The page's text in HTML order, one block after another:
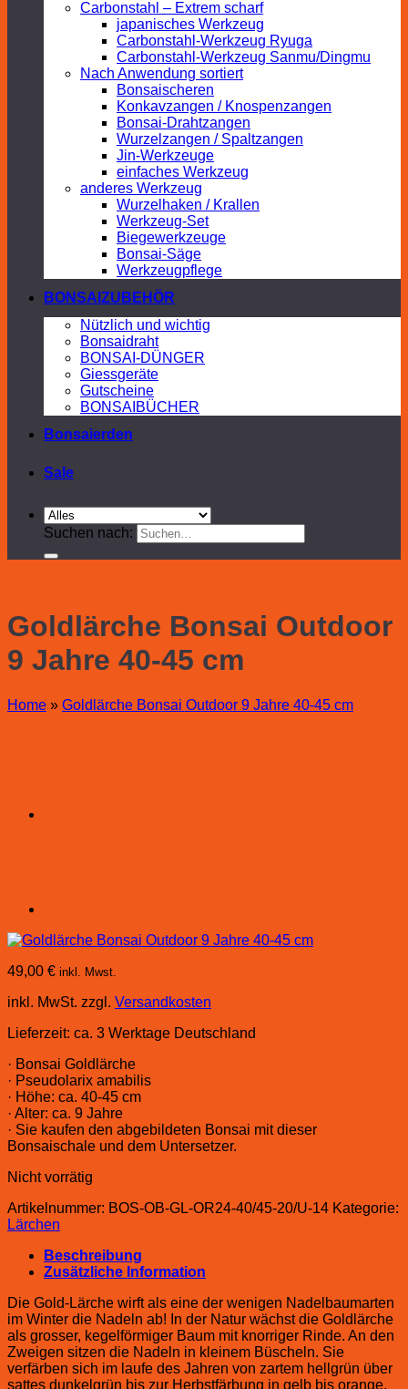
Carbonstahl – Extrem scharf
japanisches Werkzeug
Carbonstahl-Werkzeug Ryuga
Carbonstahl-Werkzeug Sanmu/Dingmu
Nach Anwendung sortiert
Bonsaischeren
Konkavzangen / Knospenzangen
Bonsai-Drahtzangen
Wurzelzangen / Spaltzangen
Jin-Werkzeuge
einfaches Werkzeug
anderes Werkzeug
Wurzelhaken / Krallen
Werkzeug-Set
Biegewerkzeuge
Bonsai-Säge
Werkzeugpflege
BONSAIZUBEHÖR
Nützlich und wichtig
Bonsaidraht
BONSAI-DÜNGER
Giessgeräte
Gutscheine
BONSAIBÜCHER
Bonsaierden
Sale
Suchen nach:
Goldlärche Bonsai Outdoor
9 Jahre 40-45 cm
Home » Goldlärche Bonsai Outdoor 9 Jahre 40-45 cm
49,00 € inkl. Mwst.
inkl. MwSt. zzgl. Versandkosten
Lieferzeit: ca. 3 Werktage Deutschland
· Bonsai Goldlärche
· Pseudolarix amabilis
· Höhe: ca. 40-45 cm
· Alter: ca. 9 Jahre
· Sie kaufen den abgebildeten Bonsai mit dieser
Bonsaischale und dem Untersetzer.
Nicht vorrätig
Artikelnummer: BOS-OB-GL-OR24-40/45-20/U-14 Kategorie:
Lärchen
Beschreibung
Zusätzliche Information
Die Gold-Lärche wirft als eine der wenigen Nadelbaumarten
im Winter die Nadeln ab! In der Natur wächst die Goldlärche
als grosser, kegelförmiger Baum mit knorriger Rinde. An den
Zweigen sitzen die Nadeln in kleinem Büscheln. Sie
verfärben sich im laufe des Jahren von zartem hellgrün über
sattes dunkelgrün bis zur Herbstfärbung in gelb bis orange.